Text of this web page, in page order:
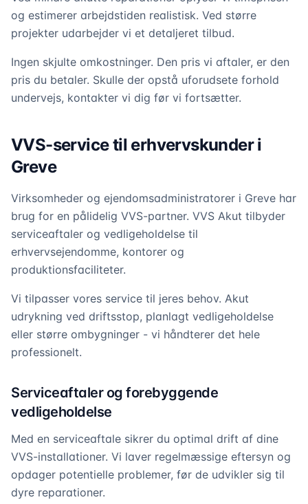
og estimerer arbejdstiden realistisk. Ved større
projekter udarbejder vi et detaljeret tilbud.
Ingen skjulte omkostninger. Den pris vi aftaler, er den
pris du betaler. Skulle der opstå uforudsete forhold
undervejs, kontakter vi dig før vi fortsætter.
VVS-service til erhvervskunder i
Greve
Virksomheder og ejendomsadministratorer i Greve har
brug for en pålidelig VVS-partner. VVS Akut tilbyder
serviceaftaler og vedligeholdelse til
erhvervsejendomme, kontorer og
produktionsfaciliteter.
Vi tilpasser vores service til jeres behov. Akut
udrykning ved driftsstop, planlagt vedligeholdelse
eller større ombygninger - vi håndterer det hele
professionelt.
Serviceaftaler og forebyggende
vedligeholdelse
Med en serviceaftale sikrer du optimal drift af dine
VVS-installationer. Vi laver regelmæssige eftersyn og
opdager potentielle problemer, før de udvikler sig til
dyre reparationer.